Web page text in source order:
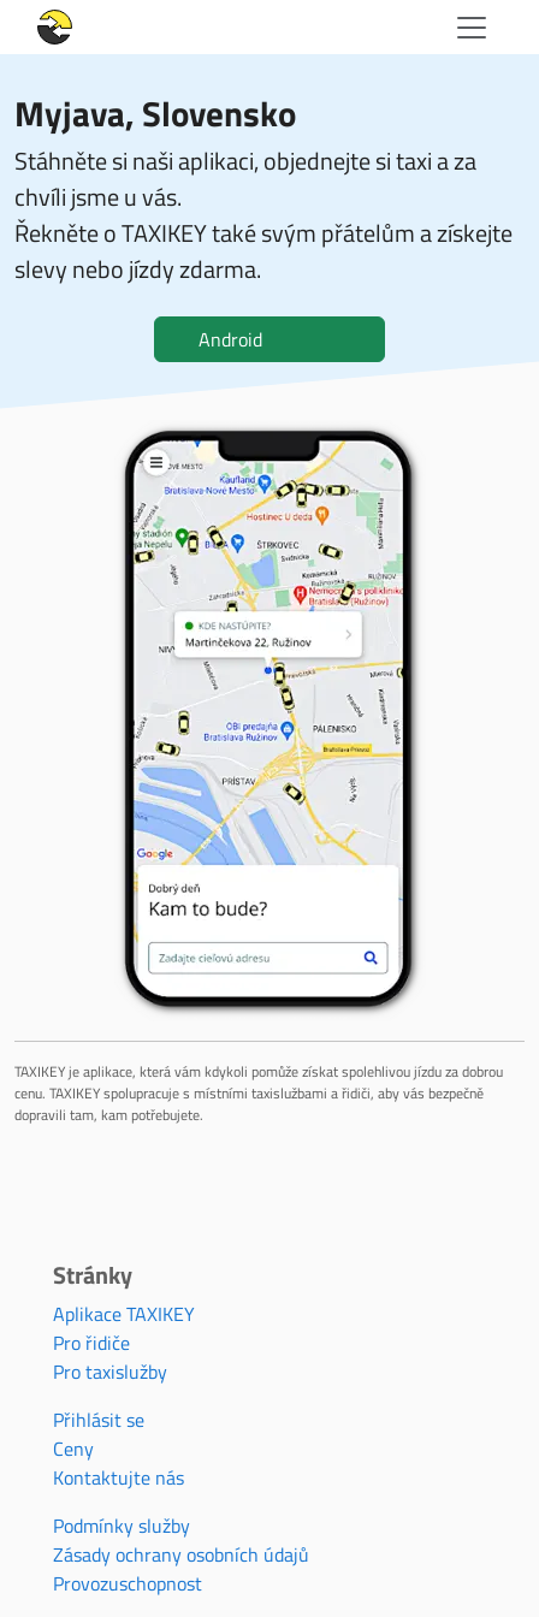
Myjava, Slovensko
Stáhněte si naši aplikaci, objednejte si taxi a za
chvíli jsme u vás.
Řekněte o TAXIKEY také svým přátelům a získejte
slevy nebo jízdy zdarma.
Android
TAXIKEY je aplikace, která vám kdykoli pomůže získat spolehlivou jízdu za dobrou
cenu. TAXIKEY spolupracuje s místními taxislužbami a řidiči, aby vás bezpečně
dopravili tam, kam potřebujete.
Stránky
Aplikace TAXIKEY
Pro řidiče
Pro taxislužby
Přihlásit se
Ceny
Kontaktujte nás
Podmínky služby
Zásady ochrany osobních údajů
Provozuschopnost